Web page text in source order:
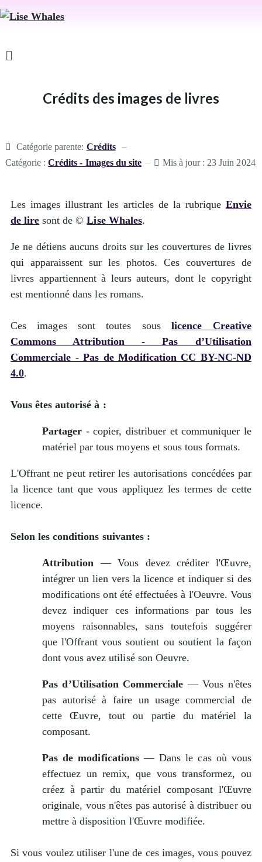
Crédits des images de livres
Catégorie parente: Crédits
Catégorie : Crédits - Images du site Mis à jour : 23 Juin 2024
Les images illustrant les articles de la rubrique Envie
de lire sont de ©Lise Whales.
Je ne détiens aucuns droits sur les couvertures de livres
qui apparaissent sur les photos. Ces couvertures de
livres appartiennent à leurs auteurs, dont le copyright
est mentionné dans les romans.
Ces images sont toutes souslicence Creative
Commons Attribution - Pas d’Utilisation
Commerciale - Pas de Modification CC BY-NC-ND
4.0.
Vous êtes autorisé à :
Partager - copier, distribuer et communiquer le
matériel par tous moyens et sous tous formats.
L'Offrant ne peut retirer les autorisations concédées par
la licence tant que vous appliquez les termes de cette
licence.
Selon les conditions suivantes :
Attribution — Vous devez créditer l'Œuvre,
intégrer un lien vers la licence et indiquer si des
modifications ont été effectuées à l'Oeuvre. Vous
devez indiquer ces informations par tous les
moyens raisonnables, sans toutefois suggérer
que l'Offrant vous soutient ou soutient la façon
dont vous avez utilisé son Oeuvre.
Pas d’Utilisation Commerciale — Vous n'êtes
pas autorisé à faire un usage commercial de
cette Œuvre, tout ou partie du matériel la
composant.
Pas de modifications— Dans le cas où vous
effectuez un remix, que vous transformez, ou
créez à partir du matériel composant l'Œuvre
originale, vous n'êtes pas autorisé à distribuer ou
mettre à disposition l'Œuvre modifiée.
Si vous voulez utiliser l'une de ces images, vous pouvez